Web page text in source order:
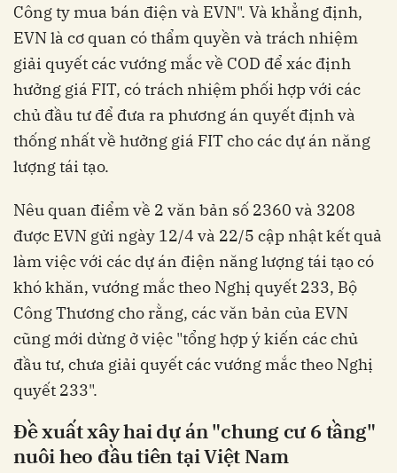
Công ty mua bán điện và EVN". Và khẳng định,
EVN là cơ quan có thẩm quyền và trách nhiệm
giải quyết các vướng mắc về COD để xác định
hưởng giá FIT, có trách nhiệm phối hợp với các
chủ đầu tư để đưa ra phương án quyết định và
thống nhất về hưởng giá FIT cho các dự án năng
lượng tái tạo.
Nêu quan điểm về 2 văn bản số 2360 và 3208
được EVN gửi ngày 12/4 và 22/5 cập nhật kết quả
làm việc với các dự án điện năng lượng tái tạo có
khó khăn, vướng mắc theo Nghị quyết 233, Bộ
Công Thương cho rằng, các văn bản của EVN
cũng mới dừng ở việc "tổng hợp ý kiến các chủ
đầu tư, chưa giải quyết các vướng mắc theo Nghị
quyết 233".
Đề xuất xây hai dự án "chung cư 6 tầng"
nuôi heo đầu tiên tại Việt Nam